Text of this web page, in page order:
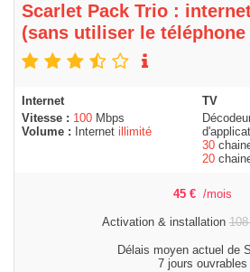
Scarlet Pack Trio :
(sans utiliser le téléphone
Internet
Vitesse : 100 Mbps
Volume :
Internet illimité
TV
30
20
45 € /mois
Activation & installation
Délais moyen actuel de
7 jours ouvrables